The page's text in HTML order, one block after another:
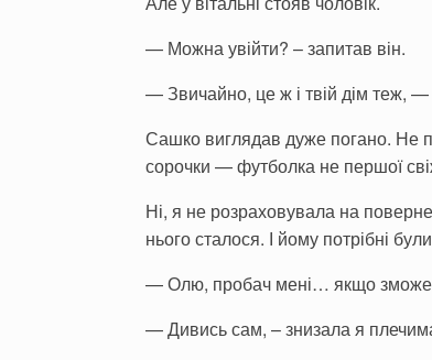
— Можна увійти? – запитав він.
— Звичайно, це ж і твій дім теж,
Сашко виглядав дуже погано. Не
сорочки — футболка не першої
Ні, я не розраховувала на
нього сталося. І йому потрібні
— Олю, пробач мені… якщо
— Дивись сам, – знизала я